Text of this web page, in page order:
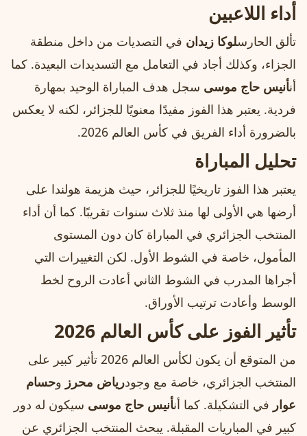
أداء اللاعبين
تألق الحارسلوكا زيدان في التصديات من داخل منطقة
الجزاء، وكذلك أجاد في التعامل مع التسديدات البعيدة. كما
أنأنيس حاج موسى سجل هدف المباراة الوحيد بمهارة
فردية. يعتبر هذا الفوز مفيدًا معنويًا للجزائر، لكنه لا يعكس
بالضرورة أداء الفريق في كأس العالم 2026.
تحليل المباراة
يعتبر هذا الفوز تاريخيًا للجزائر، حيث هزيمة هولندا على
أرضها هي الأولى لها منذ ثلاث سنوات تقريبًا. كما أن أداء
المنتخب الجزائري في المباراة كان دون المستوى
المأمول، خاصة في الشوط الأول. لكن التغييرات التي
أجراها المدرب في الشوط الثاني أعادت الروح لخط
الوسط وأعادت ترتيب الأوراق.
تأثير الفوز على كأس العالم 2026
من المتوقع أن يكون لكأس العالم 2026 تأثير كبير على
المنتخب الجزائري، خاصة مع وجودرياض محرز وحسام
عوار في التشكيلة. كما أنأنيس حاج موسى سيكون له دور
كبير في المباريات المقبلة. يبحث المنتخب الجزائري عن